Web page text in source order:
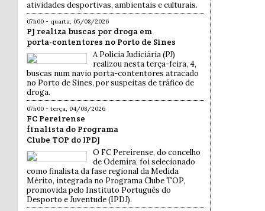
atividades desportivas, ambientais e culturais.
07h00 - quarta, 05/08/2026
PJ realiza buscas por droga em
porta-contentores no Porto de Sines
A Polícia Judiciária (PJ)
realizou nesta terça-feira, 4,
buscas num navio porta-contentores atracado
no Porto de Sines, por suspeitas de tráfico de
droga.
07h00 - terça, 04/08/2026
FC Pereirense
finalista do Programa
Clube TOP do IPDJ
O FC Pereirense, do concelho
de Odemira, foi selecionado
como finalista da fase regional da Medida
Mérito, integrada no Programa Clube TOP,
promovida pelo Instituto Português do
Desporto e Juventude (IPDJ).